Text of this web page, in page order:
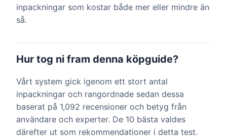
inpackningar som kostar både mer eller mindre än
så.
Hur tog ni fram denna köpguide?
Vårt system gick igenom ett stort antal
inpackningar och rangordnade sedan dessa
baserat på 1,092 recensioner och betyg från
användare och experter. De 10 bästa valdes
därefter ut som rekommendationer i detta test.